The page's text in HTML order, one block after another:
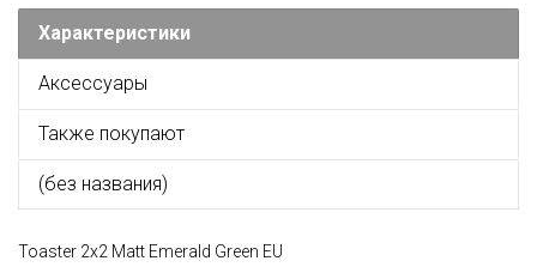
Характеристики
Аксессуары
Также покупают
(без названия)
Toaster 2x2 Matt Emerald Green EU